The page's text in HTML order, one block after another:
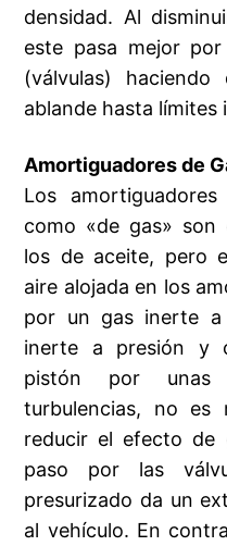
densidad. Al
este pasa mejor
(válvulas)
ablande hasta límites
Amortiguadores de
Los
como «de gas» son
los de aceite, pero
aire alojada en los
por un gas inerte
inerte a presión y
pistón por unas
turbulencias, no
reducir el efecto de
paso por las
presurizado da un
al vehículo. En